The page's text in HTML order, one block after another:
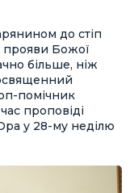
до стіп
прояви Божої
більше, ніж
помічник
проповіді
у 28-му неділю